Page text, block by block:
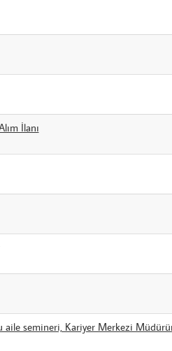
İlanı
aile semineri, Kariyer Merkezi